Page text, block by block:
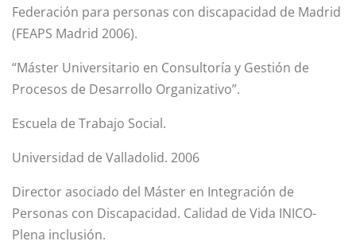
Federación para personas con discapacidad de Madrid
(FEAPS Madrid 2006).
“Máster Universitario en Consultoría y Gestión de
Procesos de Desarrollo Organizativo”.
Escuela de Trabajo Social.
Universidad de Valladolid. 2006
Director asociado del Máster en Integración de
Personas con Discapacidad. Calidad de Vida INICO-
Plena inclusión.